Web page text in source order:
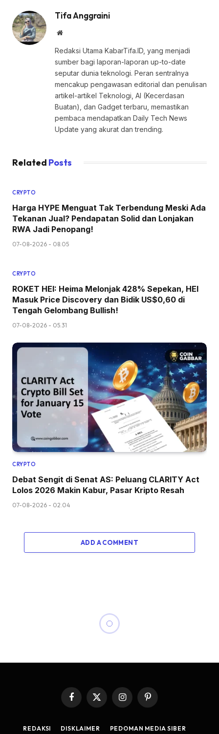
Tifa Anggraini
Website
Redaksi Utama KabarTifa.ID, yang menjadi
sumber bagi laporan-laporan up-to-date
seputar dunia teknologi. Peran sentralnya
mencakup pengawasan editorial dan penulisan
artikel-artikel Teknologi, AI (Kecerdasan
Buatan), dan Gadget terbaru, memastikan
pembaca mendapatkan Daily Tech News
Update yang akurat dan trending.
Related Posts
CRYPTO
Harga HYPE Menguat Tak Terbendung Meski Ada
Tekanan Jual? Pendapatan Solid dan Lonjakan
RWA Jadi Penopang!
07-08-2026 - 08.05
CRYPTO
ROKET HEI: Heima Melonjak 428% Sepekan, HEI
Masuk Price Discovery dan Bidik US$0,60 di
Tengah Gelombang Bullish!
07-08-2026 - 05.31
CRYPTO
Debat Sengit di Senat AS: Peluang CLARITY Act
Lolos 2026 Makin Kabur, Pasar Kripto Resah
07-08-2026 - 02.04
ADD A COMMENT
Tinggi? X Siap Luncurkan
Layanan Kripto!